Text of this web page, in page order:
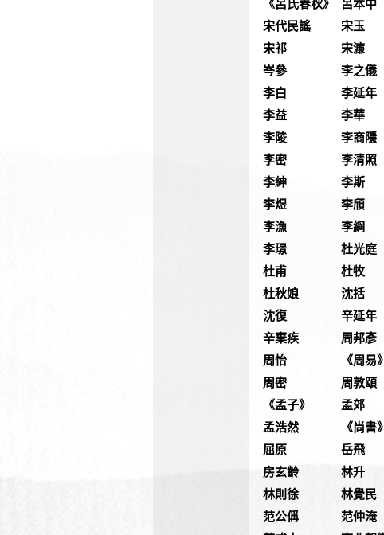
《呂氏春秋》
呂本中
宋代民謠
宋玉
宋祁
宋濂
岑參
李之儀
李白
李延年
李益
李華
李陵
李商隱
李密
李清照
李紳
李斯
李煜
李頎
李漁
李綱
李璟
杜光庭
杜甫
杜牧
杜秋娘
沈括
沈復
辛延年
辛棄疾
周邦彥
周怡
《周易》
周密
周敦頤
《孟子》
孟郊
孟浩然
《尚書》
屈原
岳飛
房玄齡
林升
林則徐
林覺民
范公偁
范仲淹